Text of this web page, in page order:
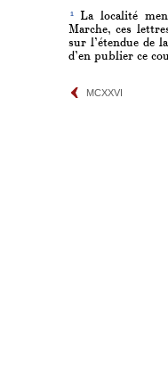
1La localité
Marche, ces
sur l’étendue de
d’en publier ce
MCXXVI